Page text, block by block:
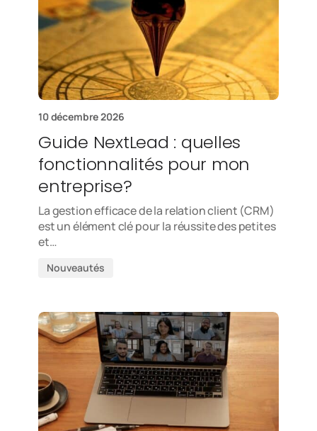
10 décembre 2026
Guide NextLead : quelles
fonctionnalités pour mon
entreprise?
La gestion efficace de la relation client (CRM)
est un élément clé pour la réussite des petites
et…
Nouveautés